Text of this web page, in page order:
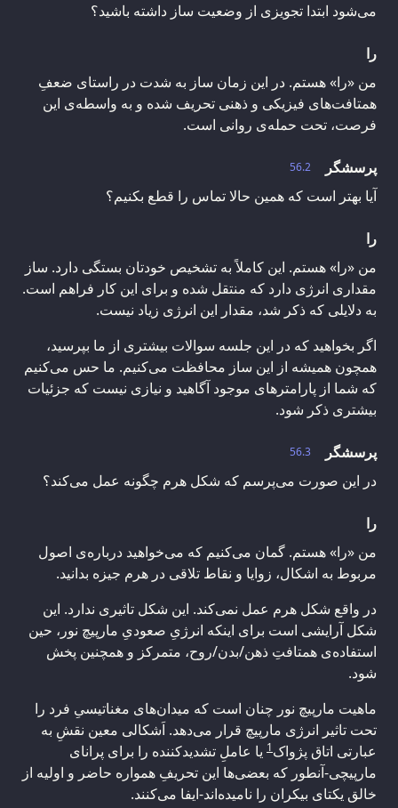
می‌شود ابتدا تجویزی از وضعیت ساز داشته باشید؟
را
من «را» هستم. در این زمان ساز به شدت در راستای ضعفِ
همتافت‌های فیزیکی و ذهنی تحریف شده و به واسطه‌ی این
فرصت، تحت حمله‌ی روانی است.
56.2
پرسشگر
آیا بهتر است که همین حالا تماس را قطع بکنیم؟
را
من «را» هستم. این کاملاً به تشخیص خودتان بستگی دارد. ساز
مقداری انرژی دارد که منتقل شده و برای این کار فراهم است.
به دلایلی که ذکر شد، مقدار این انرژی زیاد نیست.
اگر بخواهید که در این جلسه سوالات بیشتری از ما بپرسید،
همچون همیشه از این ساز محافظت می‌کنیم. ما حس می‌کنیم
که شما از پارامترهای موجود آگاهید و نیازی نیست که جزئیات
بیشتری ذکر شود.
56.3
پرسشگر
در این صورت می‌پرسم که شکل هرم چگونه عمل می‌کند؟
را
من «را» هستم. گمان می‌کنیم که می‌خواهید درباره‌ی اصول
مربوط به اشکال، زوایا و نقاط تلاقی در هرم جیزه بدانید.
در واقع شکل هرم عمل نمی‌کند. این شکل تاثیری ندارد. این
شکل آرایشی است برای اینکه انرژیِ صعودیِ مارپیچ نور، حین
استفاده‌ی همتافتِ ذهن/بدن/روح، متمرکز و همچنین پخش
شود.
ماهیت مارپیچ نور چنان است که میدان‌های مغناتیسیِ فرد را
تحت تاثیر انرژی مارپیچ قرار می‌دهد. اَشکالی معین نقشِ به
عبارتی اتاق پژواک1 یا عاملِ تشدیدکننده را برای پرانای
مارپیچی-آنطور که بعضی‌ها این تحریفِ همواره حاضر و اولیه از
خالق یکتای بیکران را نامیده‌اند-ایفا می‌کنند.